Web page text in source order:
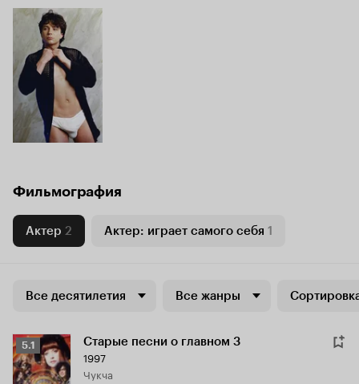
Фильмография
Актер 2 Актер: играет самого себя 1
Все десятилетия Все жанры
Рейтинг
Кинопоиска
5.1
5.1 Старые песни о главном 3
1997
чукча